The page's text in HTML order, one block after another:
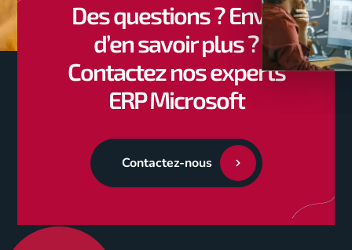
Des questions ? Envie
d’en savoir plus ?
Contactez nos experts
ERP Microsoft
Contactez-nous